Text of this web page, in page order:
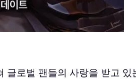
글로벌 팬들의 사랑을 받고 있